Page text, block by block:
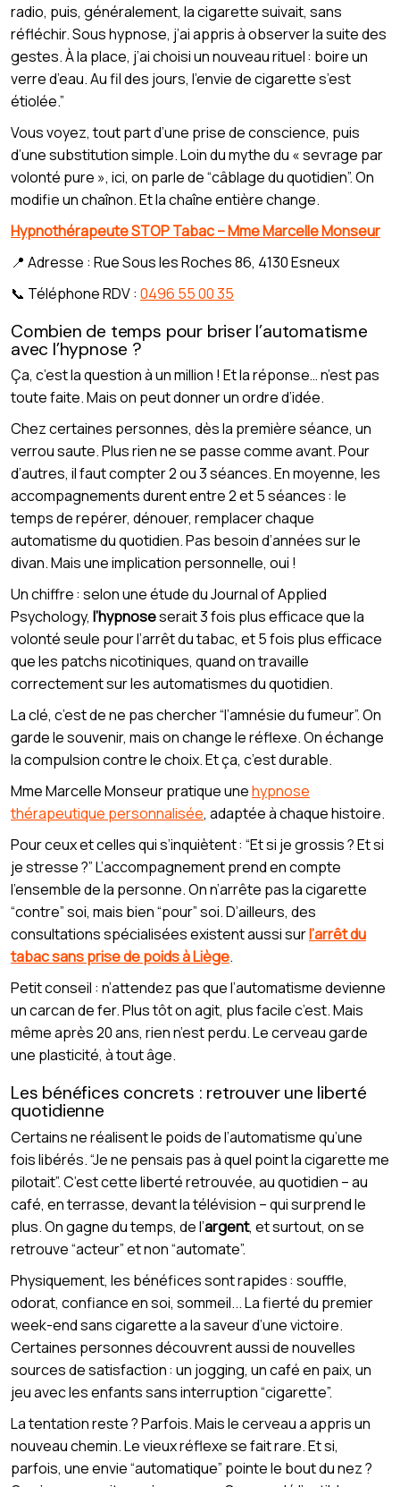
radio, puis, généralement, la cigarette suivait, sans
réfléchir. Sous hypnose, j’ai appris à observer la suite des
gestes. À la place, j’ai choisi un nouveau rituel : boire un
verre d’eau. Au fil des jours, l’envie de cigarette s’est
étiolée.”
Vous voyez, tout part d’une prise de conscience, puis
d’une substitution simple. Loin du mythe du « sevrage par
volonté pure », ici, on parle de “câblage du quotidien”. On
modifie un chaînon. Et la chaîne entière change.
Hypnothérapeute STOP Tabac – Mme Marcelle Monseur
📍 Adresse : Rue Sous les Roches 86, 4130 Esneux
📞 Téléphone RDV : 0496 55 00 35
Combien de temps pour briser l’automatisme
avec l’hypnose ?
Ça, c’est la question à un million ! Et la réponse… n’est pas
toute faite. Mais on peut donner un ordre d’idée.
Chez certaines personnes, dès la première séance, un
verrou saute. Plus rien ne se passe comme avant. Pour
d’autres, il faut compter 2 ou 3 séances. En moyenne, les
accompagnements durent entre 2 et 5 séances : le
temps de repérer, dénouer, remplacer chaque
automatisme du quotidien. Pas besoin d’années sur le
divan. Mais une implication personnelle, oui !
Un chiffre : selon une étude du Journal of Applied
Psychology, l’hypnoseserait 3 fois plus efficace que la
volonté seule pour l’arrêt du tabac, et 5 fois plus efficace
que les patchs nicotiniques, quand on travaille
correctement sur les automatismes du quotidien.
La clé, c’est de ne pas chercher “l’amnésie du fumeur”. On
garde le souvenir, mais on change le réflexe. On échange
la compulsion contre le choix. Et ça, c’est durable.
Mme Marcelle Monseur pratique unehypnose
thérapeutique personnalisée, adaptée à chaque histoire.
Pour ceux et celles qui s’inquiètent : “Et si je grossis ? Et si
je stresse ?” L’accompagnement prend en compte
l’ensemble de la personne. On n’arrête pas la cigarette
“contre” soi, mais bien “pour” soi. D’ailleurs, des
consultations spécialisées existent aussi surl’arrêt du
tabac sans prise de poids à Liège.
Petit conseil : n’attendez pas que l’automatisme devienne
un carcan de fer. Plus tôt on agit, plus facile c’est. Mais
même après 20 ans, rien n’est perdu. Le cerveau garde
une plasticité, à tout âge.
Les bénéfices concrets : retrouver une liberté
quotidienne
Certains ne réalisent le poids de l’automatisme qu’une
fois libérés. “Je ne pensais pas à quel point la cigarette me
pilotait”. C’est cette liberté retrouvée, au quotidien – au
café, en terrasse, devant la télévision – qui surprend le
plus. On gagne du temps, de l’argent, et surtout, on se
retrouve “acteur” et non “automate”.
Physiquement, les bénéfices sont rapides : souffle,
odorat, confiance en soi, sommeil... La fierté du premier
week-end sans cigarette a la saveur d’une victoire.
Certaines personnes découvrent aussi de nouvelles
sources de satisfaction : un jogging, un café en paix, un
jeu avec les enfants sans interruption “cigarette”.
La tentation reste ? Parfois. Mais le cerveau a appris un
nouveau chemin. Le vieux réflexe se fait rare. Et si,
parfois, une envie “automatique” pointe le bout du nez ?